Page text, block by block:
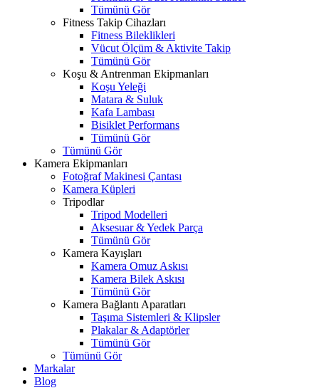
Tümünü Gör
Fitness Takip Cihazları
Fitness Bileklikleri
Vücut Ölçüm & Aktivite Takip
Tümünü Gör
Koşu & Antrenman Ekipmanları
Koşu Yeleği
Matara & Suluk
Kafa Lambası
Bisiklet Performans
Tümünü Gör
Tümünü Gör
Kamera Ekipmanları
Fotoğraf Makinesi Çantası
Kamera Küpleri
Tripodlar
Tripod Modelleri
Aksesuar & Yedek Parça
Tümünü Gör
Kamera Kayışları
Kamera Omuz Askısı
Kamera Bilek Askısı
Tümünü Gör
Kamera Bağlantı Aparatları
Taşıma Sistemleri & Klipsler
Plakalar & Adaptörler
Tümünü Gör
Tümünü Gör
Markalar
Blog